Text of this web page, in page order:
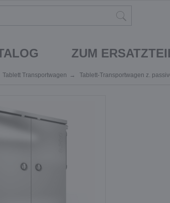
ZUM
Tablett Transportwagen Tablett-Transportwagen z.